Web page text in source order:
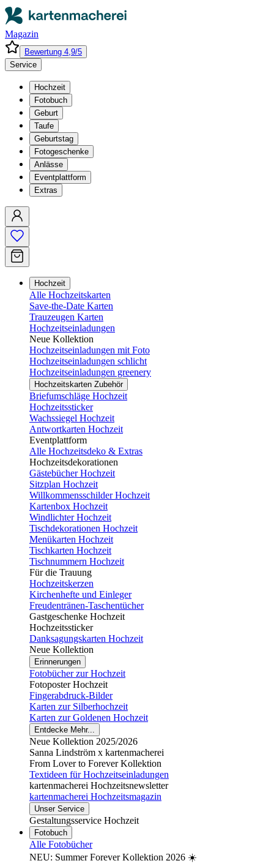
Magazin
Bewertung 4,9/5
Service
Hochzeit
Fotobuch
Geburt
Taufe
Geburtstag
Fotogeschenke
Anlässe
Eventplattform
Extras
Hochzeit
Alle Hochzeitskarten
Save-the-Date Karten
Trauzeugen Karten
Hochzeitseinladungen
Neue Kollektion
Hochzeitseinladungen mit Foto
Hochzeitseinladungen schlicht
Hochzeitseinladungen greenery
Hochzeitskarten Zubehör
Briefumschläge Hochzeit
Hochzeitssticker
Wachssiegel Hochzeit
Antwortkarten Hochzeit
Eventplattform
Alle Hochzeitsdeko & Extras
Hochzeitsdekorationen
Gästebücher Hochzeit
Sitzplan Hochzeit
Willkommensschilder Hochzeit
Kartenbox Hochzeit
Windlichter Hochzeit
Tischdekorationen Hochzeit
Menükarten Hochzeit
Tischkarten Hochzeit
Tischnummern Hochzeit
Für die Trauung
Hochzeitskerzen
Kirchenhefte und Einleger
Freudentränen-Taschentücher
Gastgeschenke Hochzeit
Hochzeitssticker
Danksagungskarten Hochzeit
Neue Kollektion
Erinnerungen
Fotobücher zur Hochzeit
Fotoposter Hochzeit
Fingerabdruck-Bilder
Karten zur Silberhochzeit
Karten zur Goldenen Hochzeit
Entdecke Mehr...
Neue Kollektion 2025/2026
Sanna Lindström x kartenmacherei
From Lover to Forever Kollektion
Textideen für Hochzeitseinladungen
kartenmacherei Hochzeitsnewsletter
kartenmacherei Hochzeitsmagazin
Unser Service
Gestaltungsservice Hochzeit
Fotobuch
Alle Fotobücher
NEU: Summer Forever Kollektion 2026 ☀️